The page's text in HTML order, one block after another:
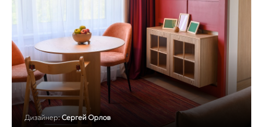
Дизайнер: Сергей Орлов